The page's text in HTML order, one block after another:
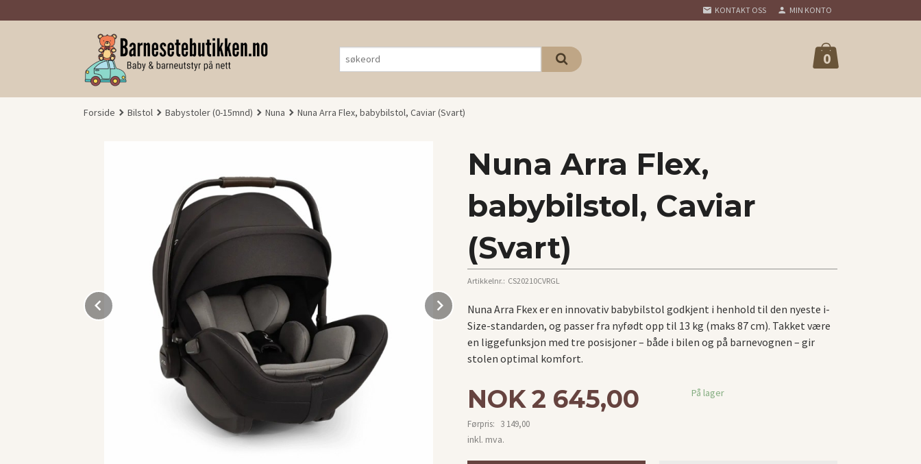
til
KONTAKT OSS MIN KONTO
0
Forside Bilstol Babystoler (0-15mnd) Nuna Nuna Arra Flex, babybilstol, Caviar (Svart)
Next
Nuna Arra Flex,
babybilstol, Caviar
(Svart)
Artikkelnr.: CS20210CVRGL
Nuna Arra Fkex er en innovativ babybilstol godkjent i henhold til den nyeste i-
Size-standarden, og passer fra nyfødt opp til 13 kg (maks 87 cm). Takket være
en liggefunksjon med tre posisjoner – både i bilen og på barnevognen – gir
stolen optimal komfort.
Tilbud
NOK2 645,00
Førpris: 3 149,00
Rabatt
inkl. mva.
På lager